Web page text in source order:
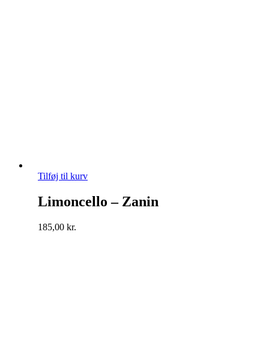
Tilføj til kurv
Limoncello – Zanin
185,00 kr.